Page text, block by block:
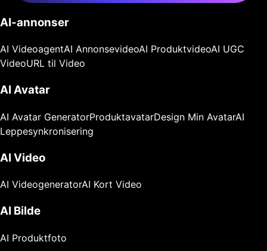
AI-annonser
AI VideoagentAI AnnonsevideoAI ProduktvideoAI UGC
VideoURL til Video
AI Avatar
AI Avatar GeneratorProduktavatarDesign Min AvatarAI
Leppesynkronisering
AI Video
AI VideogeneratorAI Kort Video
AI Bilde
AI Produktfoto